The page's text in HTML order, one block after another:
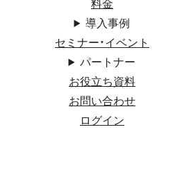
導入事例
セミナー・イベント
パートナー
お役立ち資料
お問い合わせ
ログイン